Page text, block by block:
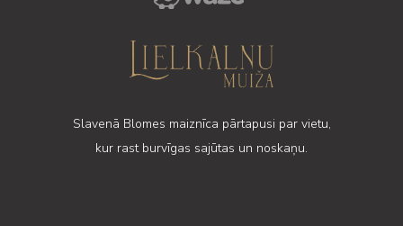
Slavenā Blomes maiznīca pārtapusi par vietu,
kur rast burvīgas sajūtas un noskaņu.